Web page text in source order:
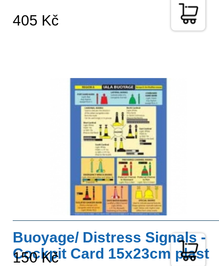
405 Kč
Buoyage/ Distress Signals -
Cockpit Card 15x23cm plast
150 Kč